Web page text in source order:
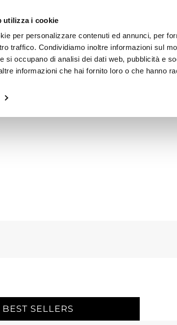
utilizza i cookie
per personalizzare contenuti ed annunci, per
traffico. Condividiamo inoltre informazioni sul
si occupano di analisi dei dati web, pubblicità e
informazioni che hai fornito loro o che hanno
AREA DOWNLOAD TECNOLOGIA E
BEST SELLERS